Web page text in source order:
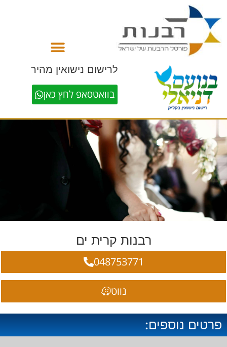
לרישום נישואין מהיר
בוואטסאפ לחץ כאן
רבנות קרית ים
048753771
נווט
פרטים נוספים: